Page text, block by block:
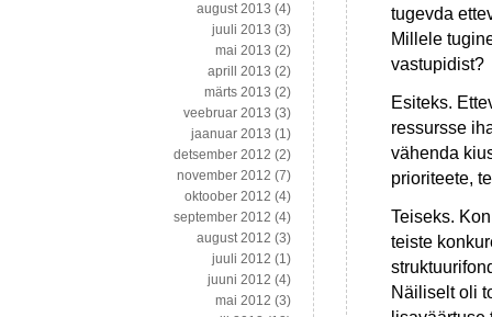
tugevda
Millele
vastupidist?
Esiteks.
ressursse
vähenda
prioriteete,
Teiseks.
teiste
Näiliselt oli
august 2013 (4)
juuli 2013 (3)
mai 2013 (2)
aprill 2013 (2)
märts 2013 (2)
veebruar 2013 (3)
jaanuar 2013 (1)
detsember 2012 (2)
november 2012 (7)
oktoober 2012 (4)
september 2012 (4)
august 2012 (3)
juuli 2012 (1)
juuni 2012 (4)
mai 2012 (3)